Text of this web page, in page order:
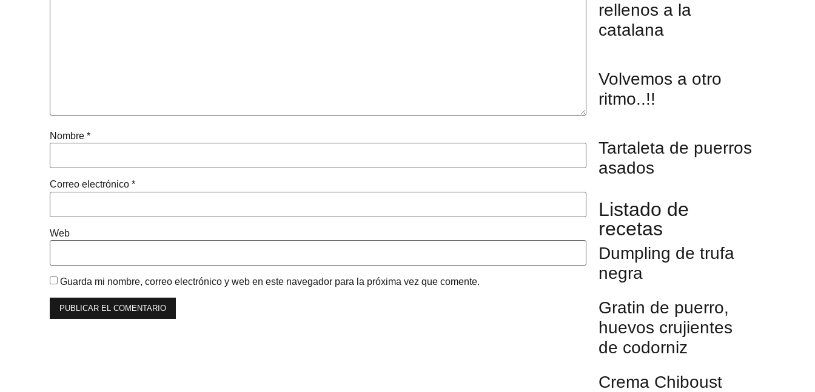
Nombre *
Correo electrónico *
Web
Guarda mi nombre, correo electrónico y web en este navegador para la próxima vez que comente.
rellenos a la
catalana
Volvemos a otro
ritmo..!!
Tartaleta de puerros
asados
Listado de
recetas
Dumpling de trufa
negra
Gratin de puerro,
huevos crujientes
de codorniz
Crema Chiboust